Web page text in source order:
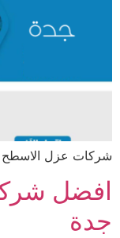
شركات عزل
افضل
جدة